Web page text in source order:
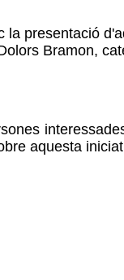
presentació
Bramon,
aquesta